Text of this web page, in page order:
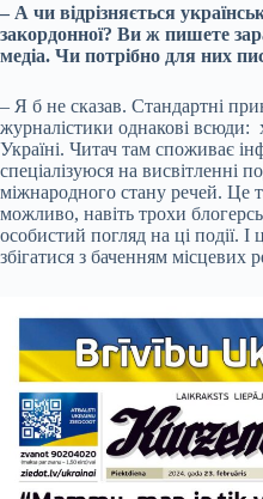
– А чи відрізняється
закордонної? Ви ж пишете
медіа. Чи потрібно для них
– Я б не сказав. Стандартні
журналістики однакові всюди:
Україні. Читач там споживає
спеціалізуюся на висвітленні
міжнародного стану речей. Це
можливо, навіть трохи
особистий погляд на ці події.
збігатися з баченням місцевих